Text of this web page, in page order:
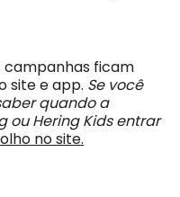
campanhas ficam
site e app. Se você
quando a
ou Hering Kids entrar
no site.